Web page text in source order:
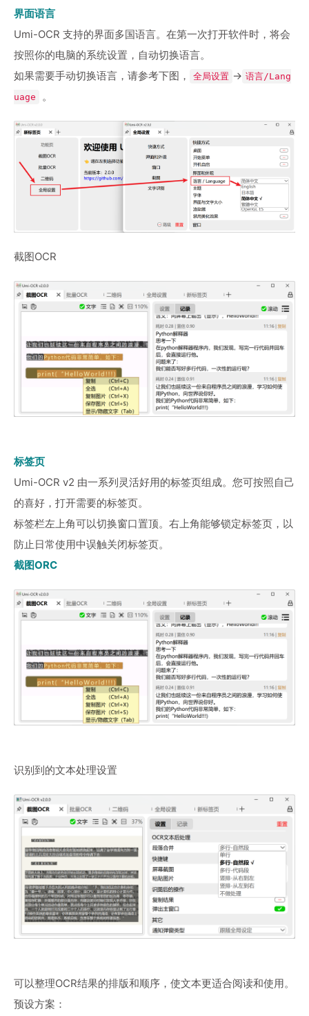
界面语言
Umi-OCR 支持的界面多国语言。在第一次打开软件时，将会
按照你的电脑的系统设置，自动切换语言。
如果需要手动切换语言，请参考下图，
全局设置 → 语言/Lang
uage
。
截图OCR
标签页
Umi-OCR v2 由一系列灵活好用的标签页组成。您可按照自己
的喜好，打开需要的标签页。
标签栏左上角可以切换窗口置顶。右上角能够锁定标签页，以
防止日常使用中误触关闭标签页。
截图ORC
识别到的文本处理设置
可以整理OCR结果的排版和顺序，使文本更适合阅读和使用。
预设方案：